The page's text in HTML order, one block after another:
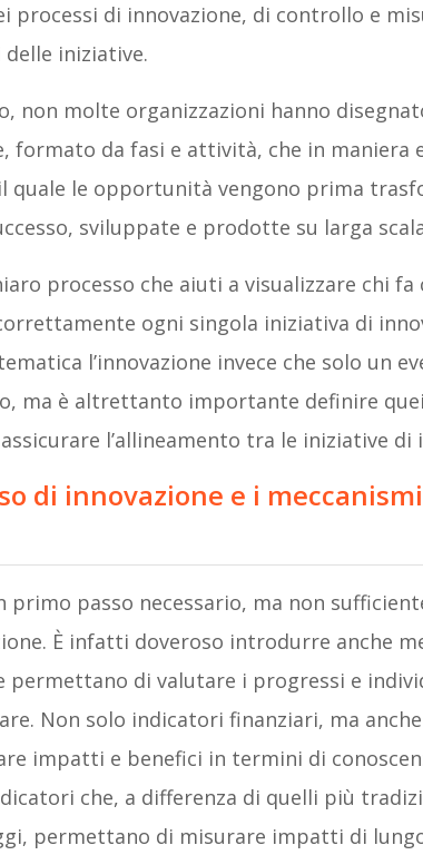
processi di innovazione, di controllo e
iniziative.
non molte organizzazioni hanno
formato da fasi e attività, che in
quale le opportunità vengono prima
sviluppate e prodotte su larga
processo che aiuti a visualizzare chi
ogni singola iniziativa di
l’innovazione invece che solo un
ma è altrettanto importante definire
l’allineamento tra le iniziative di
di innovazione e i
primo passo necessario, ma non
È infatti doveroso introdurre anche
permettano di valutare i progressi e
Non solo indicatori finanziari, ma
impatti e benefici in termini di
che, a differenza di quelli più
permettano di misurare impatti di